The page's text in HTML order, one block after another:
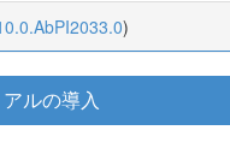
)
ルの導入